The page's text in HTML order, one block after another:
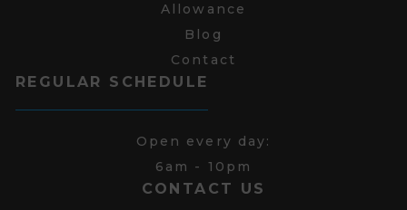
Allowance
Blog
Contact
REGULAR SCHEDULE
Open every day:
6am - 10pm
CONTACT US